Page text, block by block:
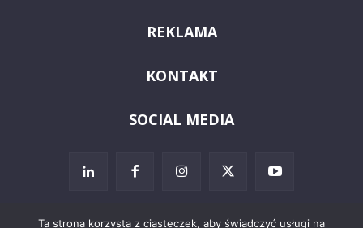
REKLAMA
KONTAKT
SOCIAL MEDIA
Ta strona korzysta z ciasteczek, aby świadczyć usługi na